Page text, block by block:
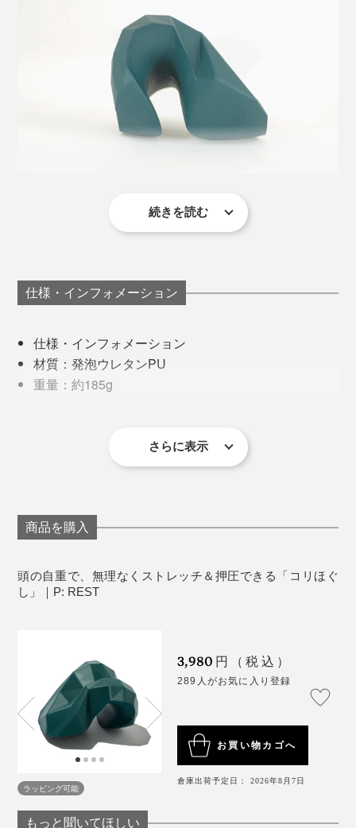
２大筋肉をほぐす
したツール。
ひとつが、頭蓋骨と首の骨を繋ぐ「後頭下筋群（こうと
うかきんぐん）」。首の付け根の深いところにあり、自
分ではアプローチしにくい筋肉です。
首をのせてグリグリすると、多面体の角の部分が絶妙な
位置と硬さで「後頭下筋群」にリーチ。首を伸ばした状
態で押しほぐすことで、より深く刺激が届き、じわ〜っ
と血行が良くなるのを感じます。
強すぎず、固すぎずの絶妙な加減で、首と頭蓋骨の間の
3分使って起き上がってみると、頭がスッキリして目も
いだと思いました。
高ポイント。
出しっぱなしにしておけると、疲れたなと思うときに手
が伸びるので、こまめにコリをほぐせてツラい状態まで
悪化せずにすみます。
続きを読む
仕様・インフォメーション
仕様・インフォメーション
材質：発泡ウレタンPU
重量：約185g
1日の最長使用時間は、合計5分を目安にしてくださ
さい。
て、当たりを和らげて使用してください。
お風呂では使用できません。
さらに表示
商品を購入
頭の自重で、無理なくストレッチ＆押圧できる「コリほぐ
し」｜P: REST
ラッピング可能
3,980 円（税込）
289人がお気に入り登録
お買い物カゴへ
倉庫出荷予定日： 2026年8月7日
もっと聞いてほしい